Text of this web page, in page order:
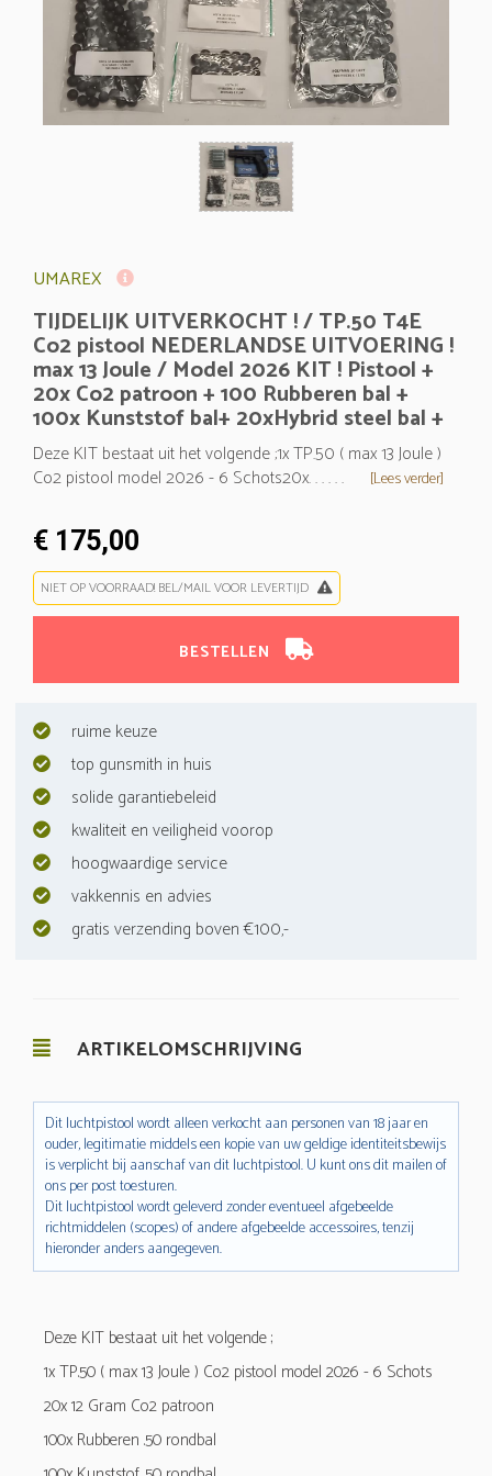
UMAREX
TIJDELIJK UITVERKOCHT ! / TP.50 T4E
Co2 pistool NEDERLANDSE UITVOERING !
max 13 Joule / Model 2026 KIT ! Pistool +
20x Co2 patroon + 100 Rubberen bal +
100x Kunststof bal+ 20xHybrid steel bal +
Deze KIT bestaat uit het volgende ;1x TP.50 ( max 13 Joule )
Co2 pistool model 2026 - 6 Schots20x. . . . . .
[Lees verder]
€ 175,00
NIET OP VOORRAAD! BEL/MAIL VOOR LEVERTIJD
BESTELLEN
ruime keuze
top gunsmith in huis
solide garantiebeleid
kwaliteit en veiligheid voorop
hoogwaardige service
vakkennis en advies
gratis verzending boven €100,-
ARTIKELOMSCHRIJVING
Dit luchtpistool wordt alleen verkocht aan personen van 18 jaar en
ouder, legitimatie middels een kopie van uw geldige identiteitsbewijs
is verplicht bij aanschaf van dit luchtpistool. U kunt ons dit mailen of
ons per post toesturen.
Dit luchtpistool wordt geleverd zonder eventueel afgebeelde
richtmiddelen (scopes) of andere afgebeelde accessoires, tenzij
hieronder anders aangegeven.
Deze KIT bestaat uit het volgende ;
1x TP.50 ( max 13 Joule ) Co2 pistool model 2026 - 6 Schots
20x 12 Gram Co2 patroon
100x Rubberen .50 rondbal